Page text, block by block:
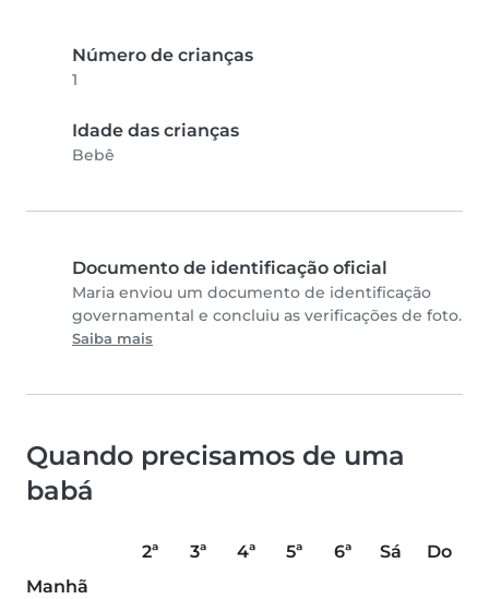
Número de crianças
1
Idade das crianças
Bebê
Documento de identificação oficial
Maria enviou um documento de identificação
governamental e concluiu as verificações de foto.
Saiba mais
Quando precisamos de uma
babá
2ª 3ª 4ª 5ª 6ª Sá
Do
Manhã